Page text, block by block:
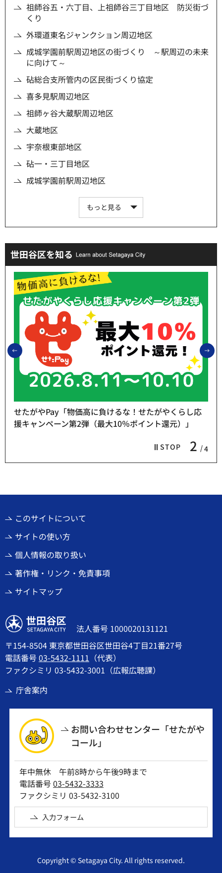
祖師谷五・六丁目、上祖師谷三丁目地区 防災街づ
くり
外環道東名ジャンクション周辺地区
成城学園前駅周辺地区の街づくり ～駅周辺の未来
に向けて～
砧総合支所管内の区民街づくり協定
喜多見駅周辺地区
祖師ヶ谷大蔵駅周辺地区
大蔵地区
宇奈根東部地区
砧一・三丁目地区
成城学園前駅周辺地区
もっと見る
世田谷区を知る
前のスライドを表示
STOP 2 4
せたがやPay「物価高に負けるな！せたがやくらし応
援キャンペーン第2弾（最大10％ポイント還元）」
このサイトについて
サイトの使い方
個人情報の取り扱い
著作権・リンク・免責事項
サイトマップ
世田谷区
法人番号 1000020131121
〒154-8504 東京都世田谷区世田谷4丁目21番27号
電話番号03-5432-1111 （代表）
ファクシミリ 03-5432-3001（広報広聴課）
庁舎案内
お問い合わせセンター「せたがや
コール」
年中無休 午前8時から午後9時まで
電話番号03-5432-3333
ファクシミリ 03-5432-3100
入力フォーム
Copyright © Setagaya City. All rights reserved.